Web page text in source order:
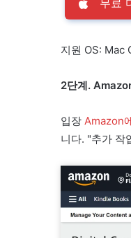
지원 OS: Mac
2단계.
입장 Amazon
니다. "추가 작